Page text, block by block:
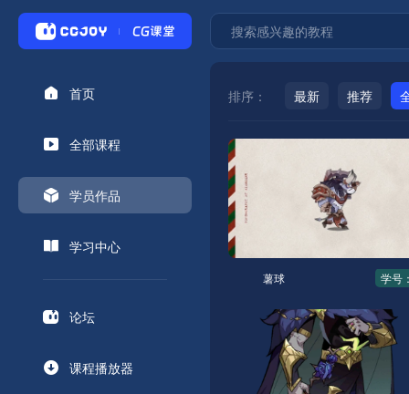
首页
全部课程
学员作品
学习中心
论坛
课程播放器
排序： 最新 推荐
薯球 学号